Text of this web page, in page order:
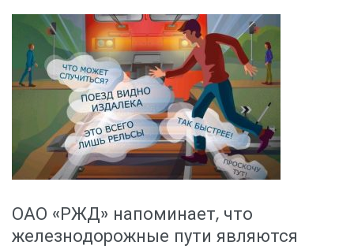
ОАО «РЖД» напоминает, что
железнодорожные пути являются